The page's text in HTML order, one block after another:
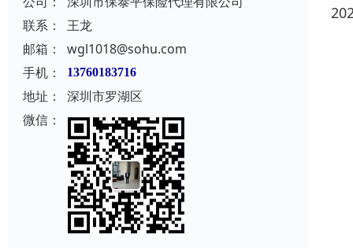
联系：
王龙
邮箱：
wgl1018@sohu.com
手机：
13760183716
地址：
深圳市罗湖区
微信：